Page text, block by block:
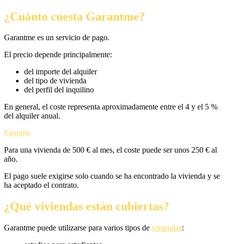
¿Cuánto cuesta Garantme?
Garantme es un servicio de pago.
El precio depende principalmente:
del importe del alquiler
del tipo de vivienda
del perfil del inquilino
En general, el coste representa aproximadamente entre el 4 y el 5 %
del alquiler anual.
Ejemplo
Para una vivienda de 500 € al mes, el coste puede ser unos 250 € al
año.
El pago suele exigirse solo cuando se ha encontrado la vivienda y se
ha aceptado el contrato.
¿Qué viviendas están cubiertas?
Garantme puede utilizarse para varios tipos de viviendas: